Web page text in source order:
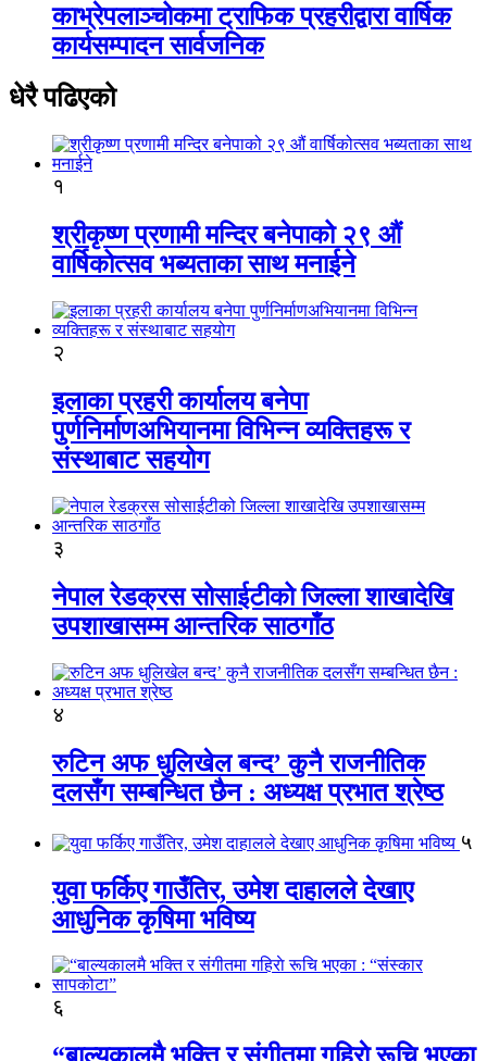
काभ्रेपलाञ्चोकमा ट्राफिक प्रहरीद्वारा वार्षिक
कार्यसम्पादन सार्वजनिक
धेरै पढिएको
१
श्रीकृष्ण प्रणामी मन्दिर बनेपाको २९ औं
वार्षिकोत्सव भब्यताका साथ मनाईने
२
इलाका प्रहरी कार्यालय बनेपा
पुर्णनिर्माणअभियानमा विभिन्न व्यक्तिहरू र
संस्थाबाट सहयोग
३
नेपाल रेडक्रस सोसाईटीको जिल्ला शाखादेखि
उपशाखासम्म आन्तरिक साठगाँठ
४
रुटिन अफ धुलिखेल बन्द’ कुनै राजनीतिक
दलसँग सम्बन्धित छैन : अध्यक्ष प्रभात श्रेष्ठ
५
युवा फर्किए गाउँतिर, उमेश दाहालले देखाए
आधुनिक कृषिमा भविष्य
६